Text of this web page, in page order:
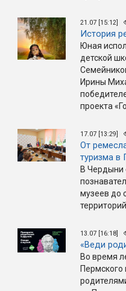
21.07 [15:12]
История
Юная
детской
Ирины
проекта
17.07 [13:29]
От
туризма в
В Чердыни
музеев до
территорий.
13.07 [16:18]
«Веди
Во время
Пермского